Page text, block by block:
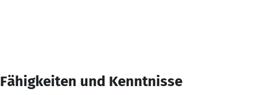
Fähigkeiten und Kenntnisse